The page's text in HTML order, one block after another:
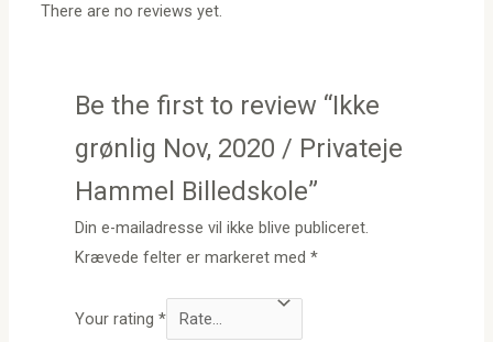
There are no reviews yet.
Be the first to review “Ikke
grønlig Nov, 2020 / Privateje
Hammel Billedskole”
Din e-mailadresse vil ikke blive publiceret.
Krævede felter er markeret med*
Your rating*